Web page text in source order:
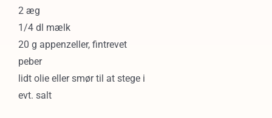
2 æg
1/4 dl mælk
20 g appenzeller, fintrevet
peber
lidt olie eller smør til at stege i
evt. salt